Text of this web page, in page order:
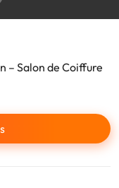
– Salon de Coiffure